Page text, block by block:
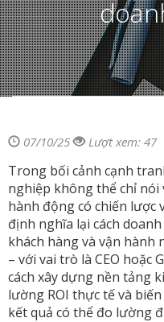
07/10/25 Lượt xem: 47
Trong bối cảnh cạnh
nghiệp không thể chỉ nói
hành động có chiến lược
định nghĩa lại cách
khách hàng và vận hành
– với vai trò là CEO hoặc
cách xây dựng nền tảng
lường ROI thực tế và
kết quả có thể đo lường